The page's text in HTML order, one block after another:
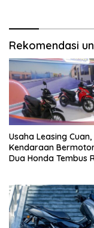
Rekomendasi
Usaha Leasing
Kendaraan
Dua Honda Tembus